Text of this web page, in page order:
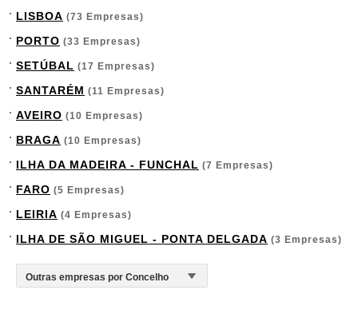
LISBOA (73 Empresas)
PORTO (33 Empresas)
SETÚBAL (17 Empresas)
SANTARÉM (11 Empresas)
AVEIRO (10 Empresas)
BRAGA (10 Empresas)
ILHA DA MADEIRA - FUNCHAL (7 Empresas)
FARO (5 Empresas)
LEIRIA (4 Empresas)
ILHA DE SÃO MIGUEL - PONTA DELGADA (3 Empresas)